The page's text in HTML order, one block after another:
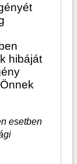
hibáját
esetben